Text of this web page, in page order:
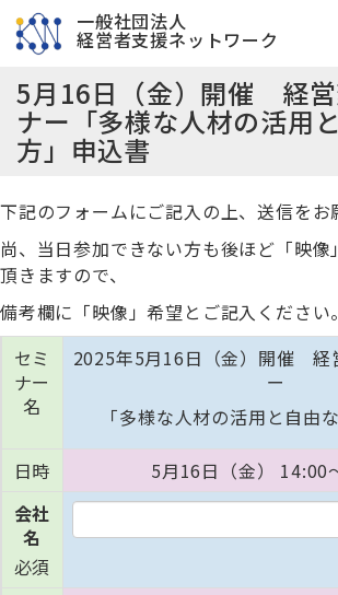
一般社団法人
経営者支援ネットワーク
5月16日（金）開催 経
ナー「多様な人材の活用
方」申込書
下記のフォームにご記入の上、送信をお
尚、当日参加できない方も後ほど「映像
頂きますので、
備考欄に「映像」希望とご記入ください。
セミ
ナー
名
2025年5月16日（金）開催 経
ー
「多様な人材の活用と自由
日時
5月16日（金） 14:00
会社
名
必須